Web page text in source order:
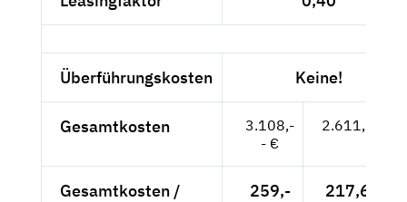
Überführungskosten Keine!
Gesamtkosten
3.108,-
- €
2.611,76 €
Gesamtkosten /
259,-
217,65 €